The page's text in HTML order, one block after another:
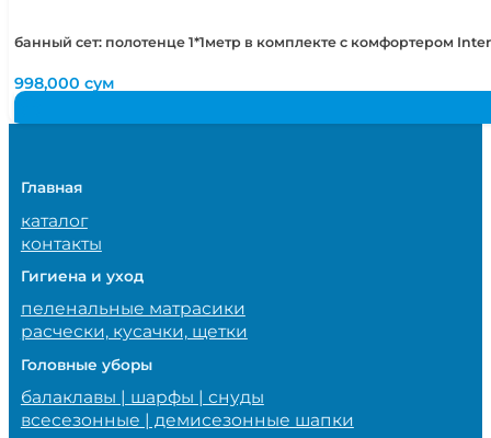
банный сет: полотенце 1*1метр в комплекте с комфортером
998,000сум
Главная
каталог
контакты
Гигиена и уход
пеленальные матрасики
расчески, кусачки, щетки
Головные уборы
балаклавы | шарфы | снуды
всесезонные | демисезонные шапки